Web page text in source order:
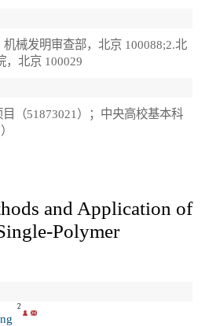
械发明审查部，北京 100088;2.北
，北京 100029
（51873021）；中央高校基本科
and Application of
Polymer
2